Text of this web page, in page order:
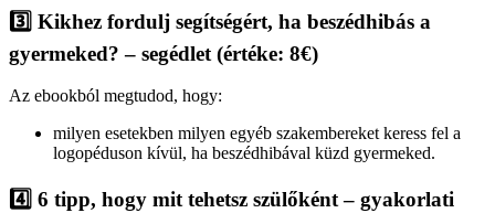
3️⃣ Kikhez fordulj segítségért, ha beszédhibás a
gyermeked? – segédlet (értéke: 8€)
Az ebookból megtudod, hogy:
milyen esetekben milyen egyéb szakembereket keress fel a
logopéduson kívül, ha beszédhibával küzd gyermeked.
4️⃣ 6 tipp, hogy mit tehetsz szülőként – gyakorlati